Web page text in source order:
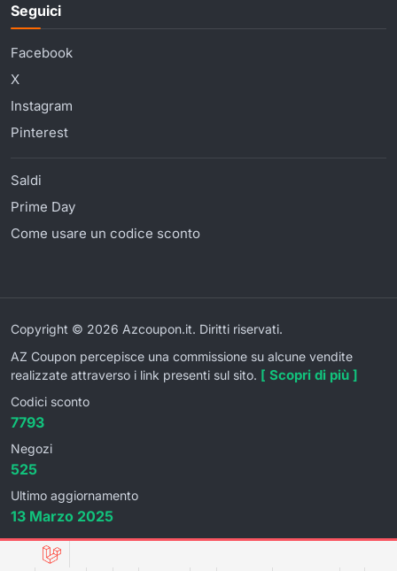
Seguici
Facebook
X
Instagram
Pinterest
Saldi
Prime Day
Come usare un codice sconto
Copyright © 2026 Azcoupon.it. Diritti riservati.
AZ Coupon percepisce una commissione su alcune vendite
realizzate attraverso i link presenti sul sito. [ Scopri di più ]
Codici sconto
7793
Negozi
525
Ultimo aggiornamento
13 Marzo 2025